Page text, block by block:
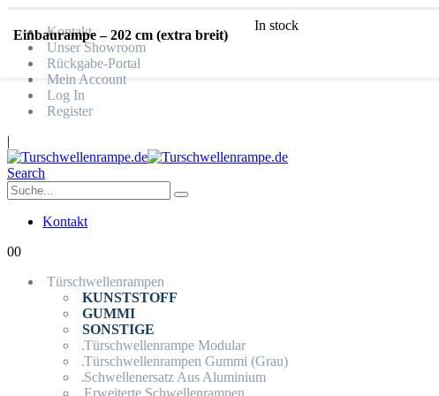
Kontakt
Unser Showroom
Rückgabe-Portal
Mein Account
Log In
Register
|
Search
Kontakt
00
Türschwellenrampen
KUNSTSTOFF
GUMMI
SONSTIGE
Türschwellenrampe Modular
Türschwellenrampen Gummi (Grau)
Schwellenersatz Aus Aluminium
Erweiterte Schwellenrampen
Einbaurampe – 202 cm (extra breit)
In stock